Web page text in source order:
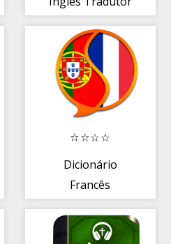
Dicionário
Francês